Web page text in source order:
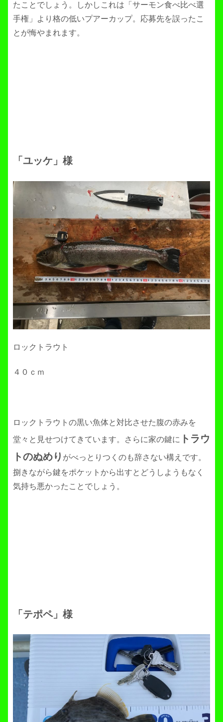
たことでしょう。しかしこれは「サーモン食べ比べ選
手権」より格の低いプアーカップ。応募先を誤ったこ
とが悔やまれます。
「ユッケ」様
ロックトラウト
４０ｃｍ
ロックトラウトの黒い魚体と対比させた腹の赤みを
堂々と見せつけてきています。さらに家の鍵に
トラウ
トのぬめり がべっとりつくのも辞さない構えです。
捌きながら鍵をポケットから出すとどうしようもなく
気持ち悪かったことでしょう。
「テポペ」様